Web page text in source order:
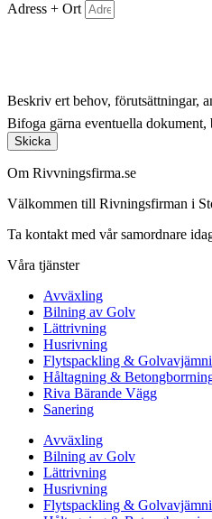
Adress + Ort
Beskriv ert behov, förutsättningar,
Bifoga gärna eventuella
Skicka
Om Rivvningsfirma.se
Välkommen till Rivningsfirman i
Ta kontakt med vår samordnare
Våra tjänster
Avväxling
Bilning av Golv
Lättrivning
Husrivning
Flytspackling &
Håltagning &
Riva Bärande Vägg
Sanering
Avväxling
Bilning av Golv
Lättrivning
Husrivning
Flytspackling &